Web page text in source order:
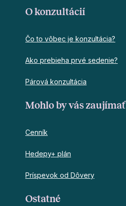
O konzultácií
Čo to vôbec je konzultácia?
Ako prebieha prvé sedenie?
Párová konzultácia
Mohlo by vás zaujímať
Cenník
Hedepy+ plán
Príspevok od Dôvery
Ostatné